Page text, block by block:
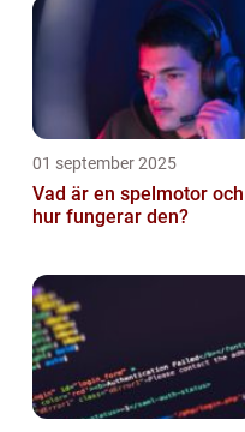
01 september 2025
Vad är en spelmotor och
hur fungerar den?